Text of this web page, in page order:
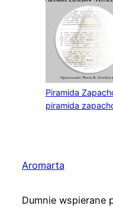
Piramida
piramida
Aromarta
Dumnie wspierane